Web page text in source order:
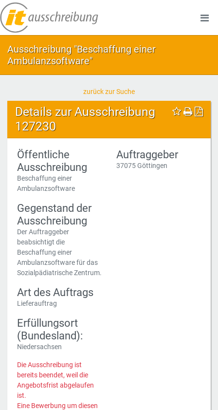
Ausschreibung "Beschaffung einer
Ambulanzsoftware"
zurück zur Suche
Details zur Ausschreibung
127230
Öffentliche
Ausschreibung
Beschaffung einer
Ambulanzsoftware
Gegenstand der
Ausschreibung
Der Auftraggeber
beabsichtigt die
Beschaffung einer
Ambulanzsoftware für das
Sozialpädiatrische Zentrum.
Art des Auftrags
Lieferauftrag
Erfüllungsort
(Bundesland):
Niedersachsen
Die Ausschreibung ist
bereits beendet, weil die
Angebotsfrist abgelaufen
ist.
Eine Bewerbung um diesen
Auftraggeber
37075 Göttingen